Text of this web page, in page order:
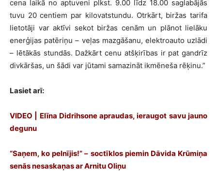
cena laikā no aptuveni plkst. 9.00 līdz 18.00 saglabājās
tuvu 20 centiem par kilovatstundu. Otrkārt, biržas tarifa
lietotāji var aktīvi sekot biržas cenām un plānot lielāku
enerģijas patēriņu – veļas mazgāšanu, elektroauto uzlādi
– lētākās stundās. Dažkārt cenu atšķirības ir pat gandrīz
divkāršas, un šādi var jūtami samazināt ikmēneša rēķinu.”
Lasiet arī:
VIDEO | Elīna Didrihsone apraudas, ieraugot savu jauno
degunu
“Saņem, ko pelnījis!” – soctīklos piemin Dāvida Krūmiņa
senās nesaskaņas ar Arnitu Oliņu